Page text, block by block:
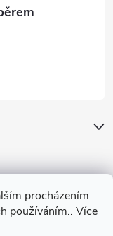
procházením
používáním.. Více